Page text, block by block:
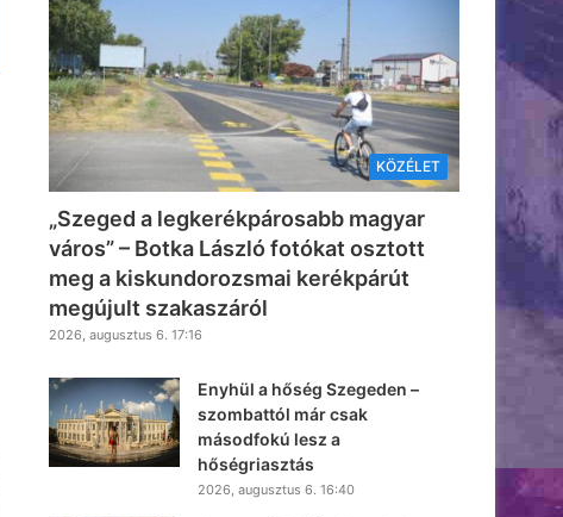
KÖZÉLET
„Szeged a legkerékpárosabb magyar
város” – Botka László fotókat osztott
meg a kiskundorozsmai kerékpárút
megújult szakaszáról
2026, augusztus 6. 17:16
Enyhül a hőség Szegeden –
szombattól már csak
másodfokú lesz a
hőségriasztás
2026, augusztus 6. 16:40